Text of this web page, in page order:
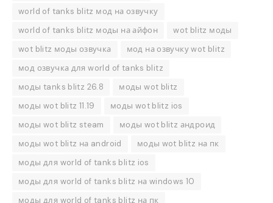
world of tanks blitz мод на озвучку
world of tanks blitz моды на айфон
wot blitz моды
wot blitz моды озвучка
мод на озвучку wot blitz
мод озвучка для world of tanks blitz
моды tanks blitz 26.8
моды wot blitz
моды wot blitz 11.19
моды wot blitz ios
моды wot blitz steam
моды wot blitz андроид
моды wot blitz на android
моды wot blitz на пк
моды для world of tanks blitz ios
моды для world of tanks blitz на windows 10
моды для world of tanks blitz на пк